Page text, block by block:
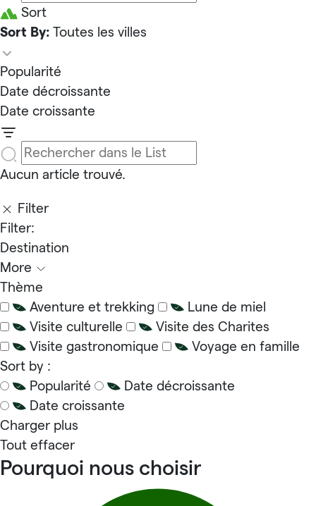
Sort
Sort By: Toutes les villes
Popularité
Date décroissante
Date croissante
Aucun article trouvé.
Filter
Filter:
Destination
More
Thème
Aventure et trekking
Lune de miel
Visite culturelle
Visite des Charites
Visite gastronomique
Voyage en famille
Sort by :
Popularité
Date décroissante
Date croissante
Charger plus
Tout effacer
Pourquoi nous choisir